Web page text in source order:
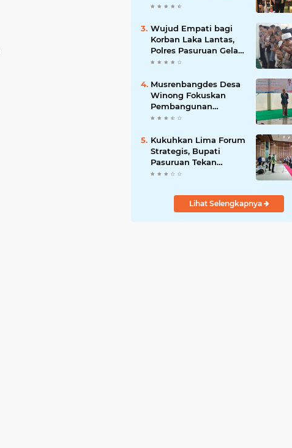
Kawasan Perumahan
Wujud Empati bagi
Korban Laka Lantas,
Polres Pasuruan Gelar
Salat Ghaib dan Doa
Musrenbangdes Desa
Winong Fokuskan
Pembangunan
Berbasis Potensi Lokal,
Meski Dihantam
Efisiensi Anggaran
Kukuhkan Lima Forum
Strategis, Bupati
Pasuruan Tekan
Pentingnya Program
Lihat Selengkapnya